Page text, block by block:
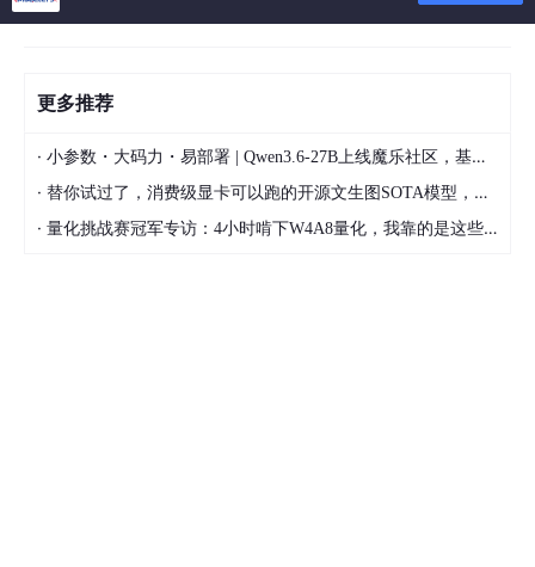
更多推荐
· 小参数・大码力・易部署 | Qwen3.6-27B上线魔乐社区，基于昇腾的部署教程来了
· 替你试过了，消费级显卡可以跑的开源文生图SOTA模型，顶级渲染、高密度文本绘图
· 量化挑战赛冠军专访：4小时啃下W4A8量化，我靠的是这些经验